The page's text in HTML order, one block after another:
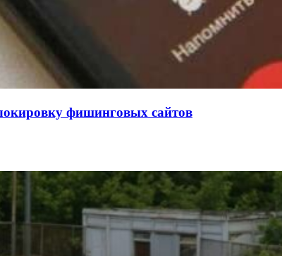
фишинговых сайтов